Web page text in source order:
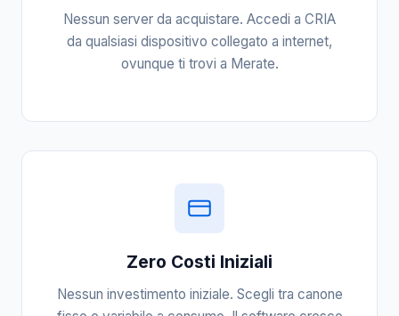
Nessun server da acquistare. Accedi a CRIA
da qualsiasi dispositivo collegato a internet,
ovunque ti trovi a Merate.
Zero Costi Iniziali
Nessun investimento iniziale. Scegli tra canone